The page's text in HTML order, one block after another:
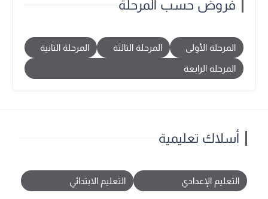
فروض حسب المرحلة
المرحلة الأولى المرحلة الثالثة المرحلة الثانية
المرحلة الرابعة
أسلاك تعليمية
التعليم الإعدادي التعليم الابتدائي